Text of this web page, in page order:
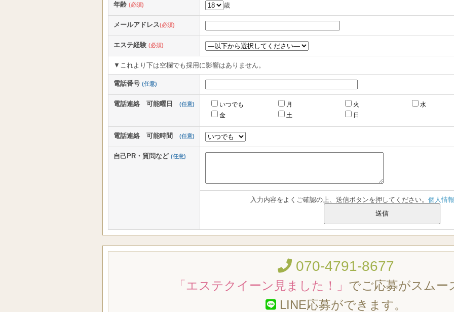
年齢 (必須) 歳
メールアドレス(必須)
エステ経験 (必須)
▼これより下は空欄でも採用に影響はありません。
電話番号 (任意)
電話連絡 可能曜日 (任意) いつでも 月 火
水
金
土 日
電話連絡 可能時間 (任意)
自己PR・質問など (任意)
入力内容をよくご確認の上、送信ボタンを押してください。 個人情
070-4791-8677
「エステクイーン見ました！」 でご応募がスムー
LINE応募ができます。